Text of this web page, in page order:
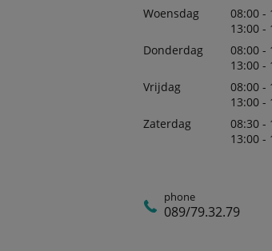
Woensdag
08:00 -
13:00 -
Donderdag
08:00 -
13:00 -
Vrijdag
08:00 -
13:00 -
Zaterdag
08:30 -
13:00 -
phone
089/79.32.79